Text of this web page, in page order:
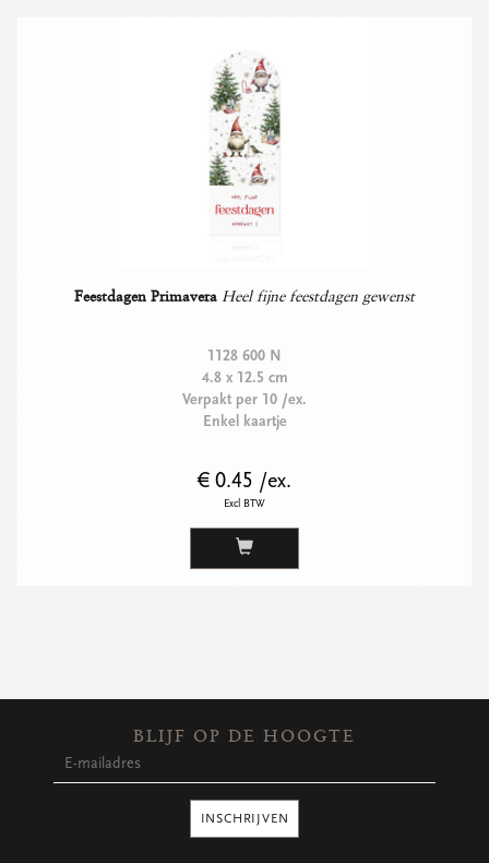
Feestdagen Primavera Heel fijne feestdagen gewenst
1128 600 N
4.8 x 12.5 cm
Verpakt per 10 /ex.
Enkel kaartje
€ 0.45 /ex.
Excl BTW
BLIJF OP DE HOOGTE
INSCHRIJVEN